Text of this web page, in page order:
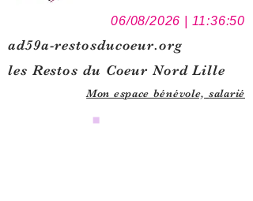
06/08/2026 | 11:36:50
ad59a-restosducoeur.org
les Restos du Coeur Nord Lille
Mon espace bénévole, salarié